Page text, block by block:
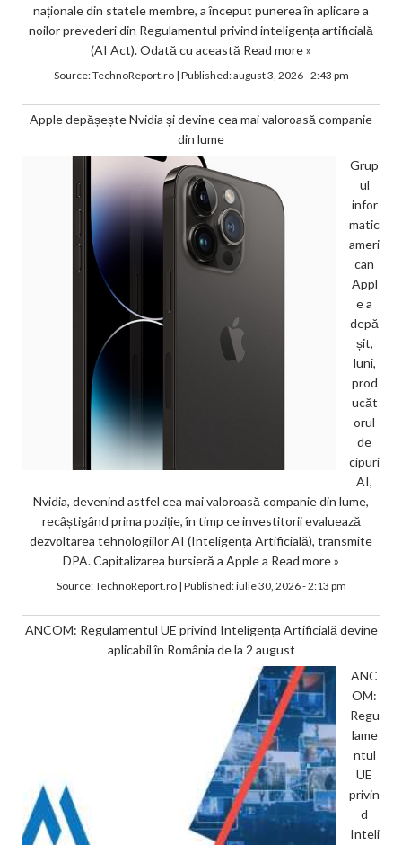
naționale din statele membre, a început punerea în aplicare a
noilor prevederi din Regulamentul privind inteligența artificială
(AI Act). Odată cu această Read more »
Source:TechnoReport.ro| Published:august 3, 2026 - 2:43 pm
Apple depășește Nvidia și devine cea mai valoroasă companie
din lume
Grup
ul
infor
matic
ameri
can
Appl
e a
depă
șit,
luni,
prod
ucăt
orul
de
cipuri
AI,
Nvidia, devenind astfel cea mai valoroasă companie din lume,
recâștigând prima poziție, în timp ce investitorii evaluează
dezvoltarea tehnologiilor AI (Inteligența Artificială), transmite
DPA. Capitalizarea bursieră a Apple a Read more »
Source:TechnoReport.ro| Published:iulie 30, 2026 - 2:13 pm
ANCOM: Regulamentul UE privind Inteligența Artificială devine
aplicabil în România de la 2 august
ANC
OM:
Regu
lame
ntul
UE
privin
d
Inteli